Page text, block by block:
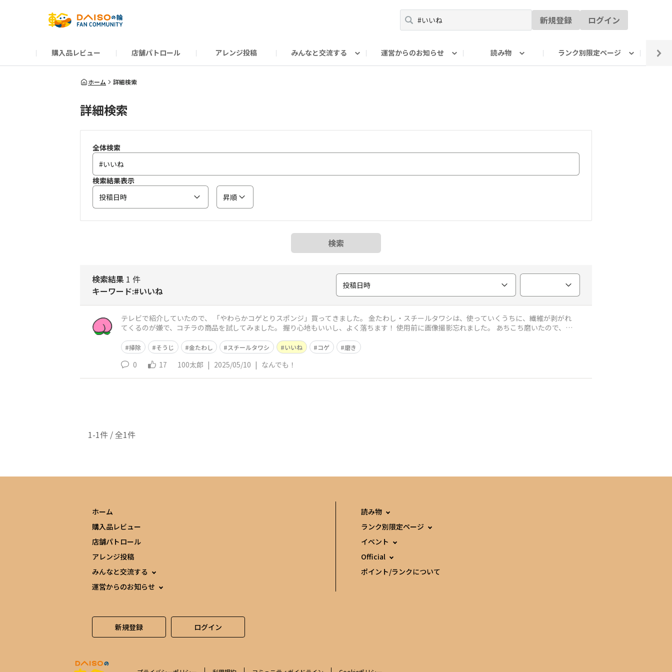
新規登録 ログイン
購入品レビュー 店舗パトロール アレンジ投稿 みんなと交流する
だんぜんトーク
運営からのお知らせ
運営からのお知らせ
読み物
ーSP Blogー
ランク別限定ページ
プレゼントキャンペーン
1周年記念キャンペーン
公式ホームページ
ホーム 詳細検索
詳細検索
全体検索
検索結果表示
投稿日時
昇順
検索
検索結果 1 件
キーワード:#いいね
投稿日時
テレビで紹介していたので、 「やわらかコゲとりスポンジ」買ってきました。 金たわし・スチールタワシは、使っていくうちに、繊維が剥がれ
てくるのが嫌で、コチラの商品を試してみました。 握り心地もいいし、よく落ちます！ 使用前に画像撮影忘れました。 あちこち磨いたので、汚
掃除 そうじ 金たわし スチールタワシ いいね コゲ 磨き
0 17 100太郎 | 2025/05/10 | なんでも！
1-1件 / 全1件
ホーム
購入品レビュー
店舗パトロール
アレンジ投稿
みんなと交流する
運営からのお知らせ
読み物
ランク別限定ページ
イベント
Official
ポイント/ランクについて
新規登録 ログイン